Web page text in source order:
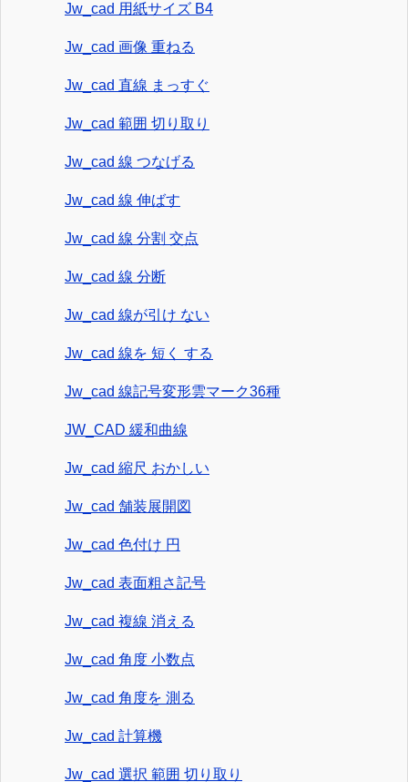
Jw_cad 用紙サイズ B4
Jw_cad 画像 重ねる
Jw_cad 直線 まっすぐ
Jw_cad 範囲 切り取り
Jw_cad 線 つなげる
Jw_cad 線 伸ばす
Jw_cad 線 分割 交点
Jw_cad 線 分断
Jw_cad 線が引け ない
Jw_cad 線を 短く する
Jw_cad 線記号変形雲マーク36種
JW_CAD 緩和曲線
Jw_cad 縮尺 おかしい
Jw_cad 舗装展開図
Jw_cad 色付け 円
Jw_cad 表面粗さ記号
Jw_cad 複線 消える
Jw_cad 角度 小数点
Jw_cad 角度を 測る
Jw_cad 計算機
Jw_cad 選択 範囲 切り取り